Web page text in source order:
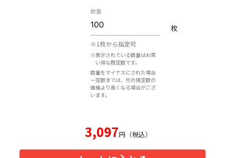
数量
※1枚から指定可
※表示されている数量はお買
い得な既定数です。
数量をマイナスにされた場合
一定数までは、元の規定数の
価格より高くなる場合がござ
います。
枚
3,097円（税込）